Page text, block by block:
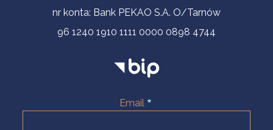
nr konta: Bank PEKAO S.A. O/Tarnów
96 1240 1910 1111 0000 0898 4744
Email